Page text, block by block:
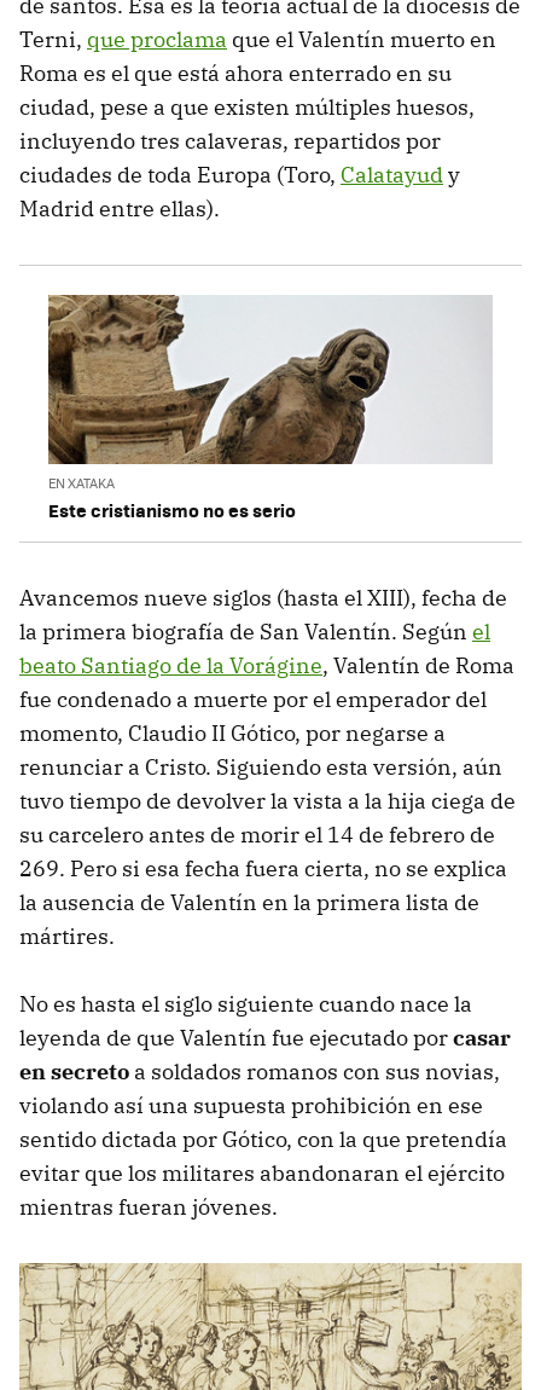
Terni, que proclama que el Valentín muerto en
Roma es el que está ahora enterrado en su
ciudad, pese a que existen múltiples huesos,
incluyendo tres calaveras, repartidos por
ciudades de toda Europa (Toro, Calatayud y
Madrid entre ellas).
EN XATAKA
Este cristianismo no es serio
Avancemos nueve siglos (hasta el XIII), fecha de
la primera biografía de San Valentín. Según el
beato Santiago de la Vorágine, Valentín de Roma
fue condenado a muerte por el emperador del
momento, Claudio II Gótico, por negarse a
renunciar a Cristo. Siguiendo esta versión, aún
tuvo tiempo de devolver la vista a la hija ciega de
su carcelero antes de morir el 14 de febrero de
269. Pero si esa fecha fuera cierta, no se explica
la ausencia de Valentín en la primera lista de
mártires.
No es hasta el siglo siguiente cuando nace la
leyenda de que Valentín fue ejecutado porcasar
en secreto a soldados romanos con sus novias,
violando así una supuesta prohibición en ese
sentido dictada por Gótico, con la que pretendía
evitar que los militares abandonaran el ejército
mientras fueran jóvenes.